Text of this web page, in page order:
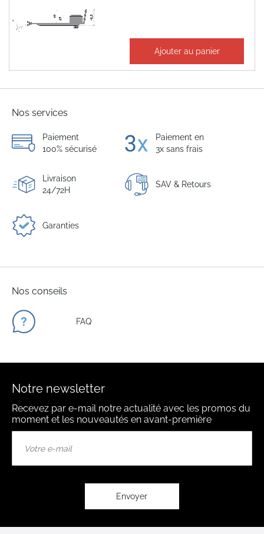
Ajouter au panier
Nos services
Paiement
100% sécurisé
Paiement en
3x sans frais
Livraison
24/72H
SAV & Retours
Garanties
Nos conseils
FAQ
Notre newsletter
Recevez par e-mail notre actualité avec les promos du
moment et les nouveautés en avant-première
Envoyer